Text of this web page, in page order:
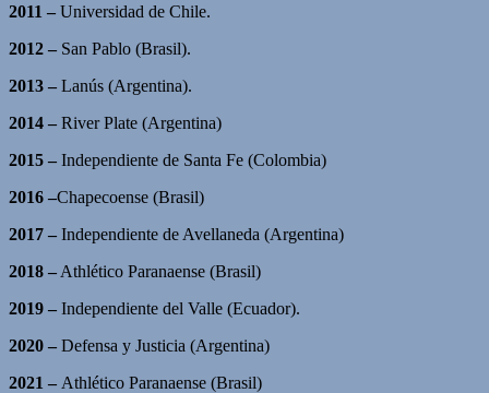
2011 – Universidad de Chile.
2012 – San Pablo (Brasil).
2013 – Lanús (Argentina).
2014 – River Plate (Argentina)
2015 – Independiente de Santa Fe (Colombia)
2016 –Chapecoense (Brasil)
2017 – Independiente de Avellaneda (Argentina)
2018 – Athlético Paranaense (Brasil)
2019 – Independiente del Valle (Ecuador).
2020 – Defensa y Justicia (Argentina)
2021 – Athlético Paranaense (Brasil)